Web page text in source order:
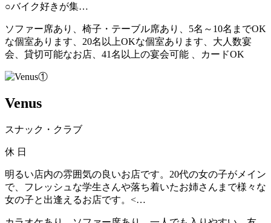
○バイク好きが集…
ソファー席あり、椅子・テーブル席あり、5名～10名までOK
な個室あります、20名以上OKな個室あります、大人数宴
会、貸切可能なお店、41名以上の宴会可能 、カードOK
Venus
スナック・クラブ
休 日
明るい店内の雰囲気の良いお店です。20代の女の子がメイン
で、フレッシュな学生さんや落ち着いたお姉さんまで様々な
女の子と出逢えるお店です。<…